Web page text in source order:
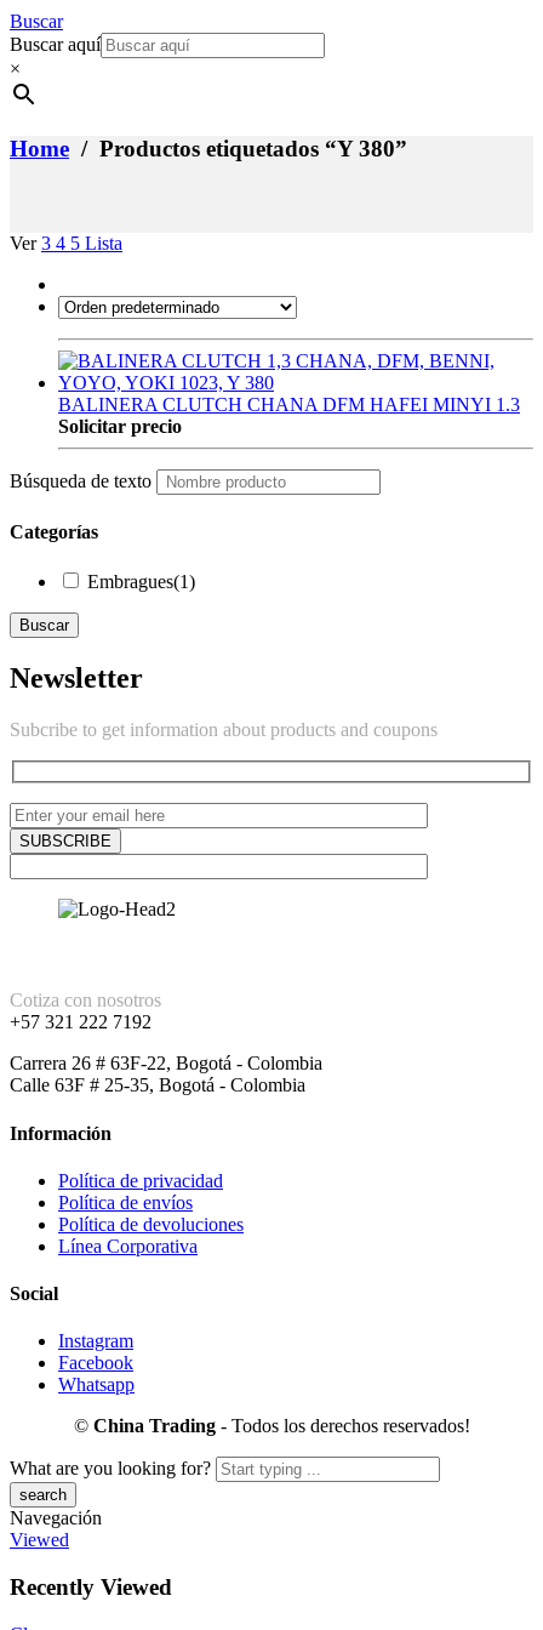
Buscar
Buscar aquí
×
Home / Productos etiquetados “Y 380”
Ver3 4 5 Lista
BALINERA CLUTCH CHANA DFM HAFEI MINYI 1.3
Solicitar precio
Búsqueda de texto
Categorías
Embragues(1)
Buscar
Newsletter
Subcribe to get information about products and coupons
Cotiza con nosotros
+57 321 222 7192
Carrera 26 # 63F-22, Bogotá - Colombia
Calle 63F # 25-35, Bogotá - Colombia
Información
Política de privacidad
Política de envíos
Política de devoluciones
Línea Corporativa
Social
Instagram
Facebook
Whatsapp
© China Trading - Todos los derechos reservados!
What are you looking for?
Navegación
Viewed
Recently Viewed